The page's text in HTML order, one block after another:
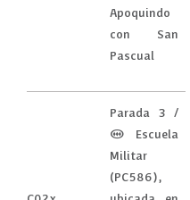
Apoquindo
con San
Pascual
Parada 3 /
(M) Escuela
Militar
(PC586),